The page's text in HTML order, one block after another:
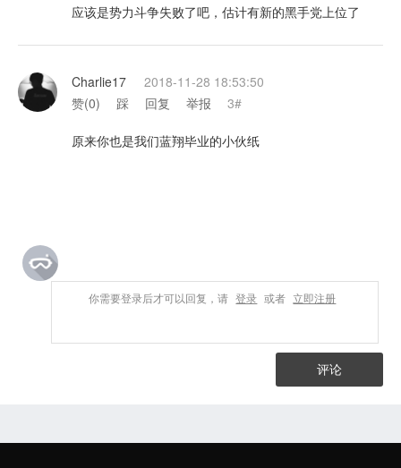
应该是势力斗争失败了吧，估计有新的黑手党上位了
Charlie17
2018-11-28 18:53:50
赞(0) 踩 回复 举报 3#
原来你也是我们蓝翔毕业的小伙纸
你需要登录后才可以回复，请 登录 或者 立即注册
评论